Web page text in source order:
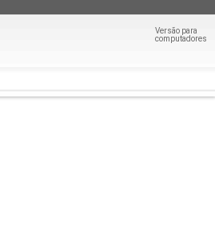
Versão para
computadores